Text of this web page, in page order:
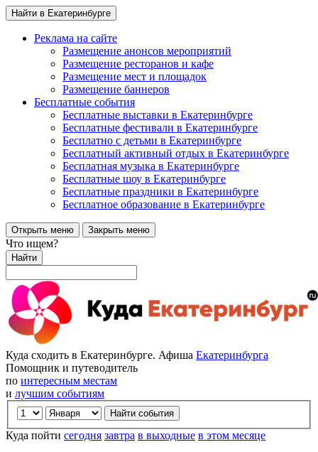
Найти в Екатеринбурге
Реклама на сайте
Размещение анонсов мероприятий
Размещение ресторанов и кафе
Размещение мест и площадок
Размещение баннеров
Бесплатные события
Бесплатные выставки в Екатеринбурге
Бесплатные фестивали в Екатеринбурге
Бесплатно с детьми в Екатеринбурге
Бесплатный активный отдых в Екатеринбурге
Бесплатная музыка в Екатеринбурге
Бесплатные шоу в Екатеринбурге
Бесплатные праздники в Екатеринбурге
Бесплатное образование в Екатеринбурге
Открыть меню Закрыть меню
Что ищем?
Найти
Куда сходить в Екатеринбурге. Афиша Екатеринбурга
Помощник и путеводитель
по интересным местам
и лучшим событиям
Куда пойти сегодня завтра в выходные в этом месяце